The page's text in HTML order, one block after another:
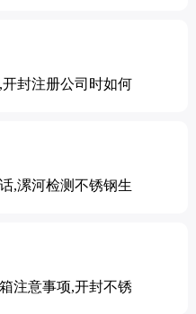
封注册公司时如何
,漯河检测不锈钢生
注意事项,开封不锈